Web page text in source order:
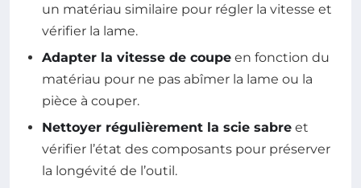
un matériau similaire pour régler la vitesse et
vérifier la lame.
Adapter la vitesse de coupe en fonction du
matériau pour ne pas abîmer la lame ou la
pièce à couper.
Nettoyer régulièrement la scie sabre et
vérifier l’état des composants pour préserver
la longévité de l’outil.